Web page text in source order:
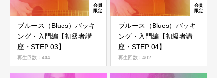
ブルース（Blues）バッキ
ング・入門編【初級者講
座・STEP 03】
再生回数：404
ブルース（Blues）バッキ
ング・入門編【初級者講
座・STEP 04】
再生回数：402